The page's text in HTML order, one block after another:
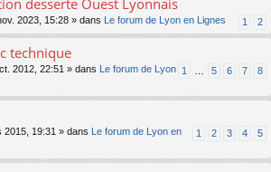
desserte Ouest Lyonnais
1 2
2023, 15:28 » dans Le forum de Lyon en Lignes
technique
1 5 6 7 8
2012, 22:51 » dans
Le forum de Lyon
1 2 3 4 5
2015, 19:31 » dans
Le forum de Lyon en